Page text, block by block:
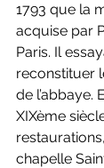
1793 que la
acquise par
Paris. Il
reconstituer
de l’abbaye.
XIXème
chapelle